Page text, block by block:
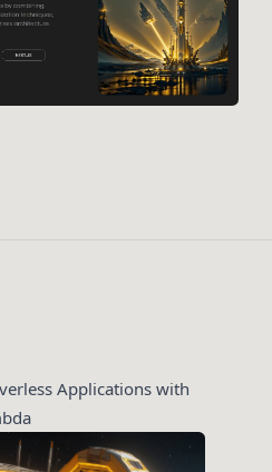
Applications with